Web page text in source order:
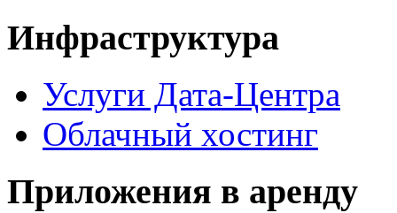
Инфраструктура
Услуги Дата-Центра
Облачный хостинг
Приложения в аренду